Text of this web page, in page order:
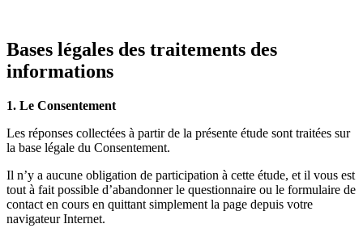
Bases légales des traitements des
informations
1. Le Consentement
Les réponses collectées à partir de la présente étude sont traitées sur
la base légale du Consentement.
Il n’y a aucune obligation de participation à cette étude, et il vous est
tout à fait possible d’abandonner le questionnaire ou le formulaire de
contact en cours en quittant simplement la page depuis votre
navigateur Internet.